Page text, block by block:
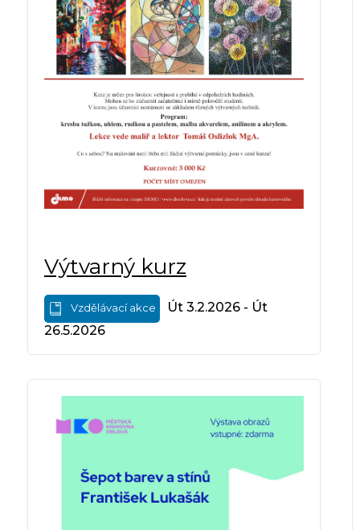
Výtvarný kurz
Vzdělávací akce
Út 3.2.2026 - Út
26.5.2026